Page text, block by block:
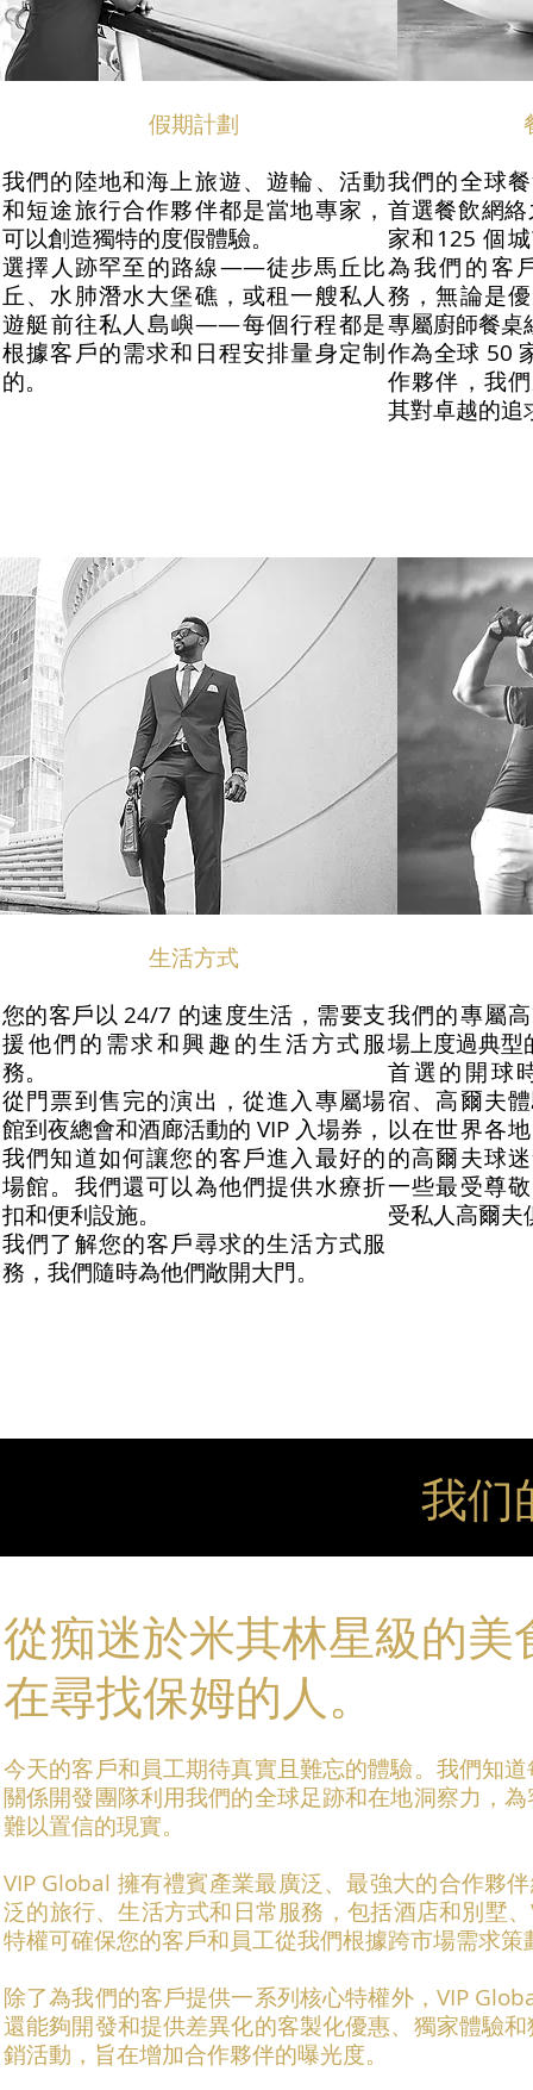
假期計劃
我們的陸地和海上旅遊、遊輪、活動
和短途旅行合作夥伴都是當地專家，
可以創造獨特的度假體驗。
選擇人跡罕至的路線——徒步馬丘比
丘、水肺潛水大堡礁，或租一艘私人
遊艇前往私人島嶼——每個行程都是
根據客戶的需求和日程安排量身定制
的。
我們的全球
首選餐飲網
家和125 個
為我們的客
務，無論是
專屬廚師餐桌
作為全球 50
作夥伴，我
其對卓越的追
生活方式
您的客戶以 24/7 的速度生活，需要支
援他們的需求和興趣的生活方式服
務。
從門票到售完的演出，從進入專屬場
館到夜總會和酒廊活動的 VIP 入場券，
我們知道如何讓您的客戶進入最好的
場館。我們還可以為他們提供水療折
扣和便利設施。
我們了解您的客戶尋求的生活方式服
務，我們隨時為他們敞開大門。
我們的專屬
場上度過典型
首選的開球
宿、高爾夫
以在世界各
的高爾夫球
一些最受尊
受私人高爾夫
我们
從痴迷於米其林星級的
在尋找保姆的人。
今天的客戶和員工期待真實且難忘的體驗。我們知
關係開發團隊利用我們的全球足跡和在地洞察力，
難以置信的現實。
VIP Global 擁有禮賓產業最廣泛、最強大的合作夥
泛的旅行、生活方式和日常服務，包括酒店和別墅
特權可確保您的客戶和員工從我們根據跨市場需求
除了為我們的客戶提供一系列核心特權外，VIP
還能夠開發和提供差異化的客製化優惠、獨家體驗
銷活動，旨在增加合作夥伴的曝光度。